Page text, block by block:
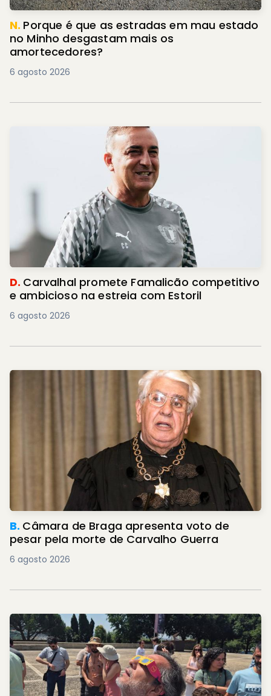
N. Porque é que as estradas em mau estado
no Minho desgastam mais os
amortecedores?
6 agosto 2026
D. Carvalhal promete Famalicão competitivo
e ambicioso na estreia com Estoril
6 agosto 2026
B. Câmara de Braga apresenta voto de
pesar pela morte de Carvalho Guerra
6 agosto 2026